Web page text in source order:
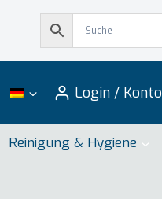
Login /
Reinigung & Hygiene